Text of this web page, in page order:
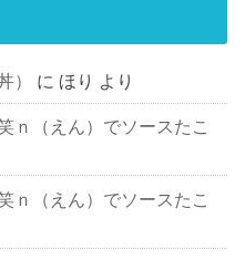
） に ほり より
ｎ（えん）でソースたこ
ｎ（えん）でソースたこ